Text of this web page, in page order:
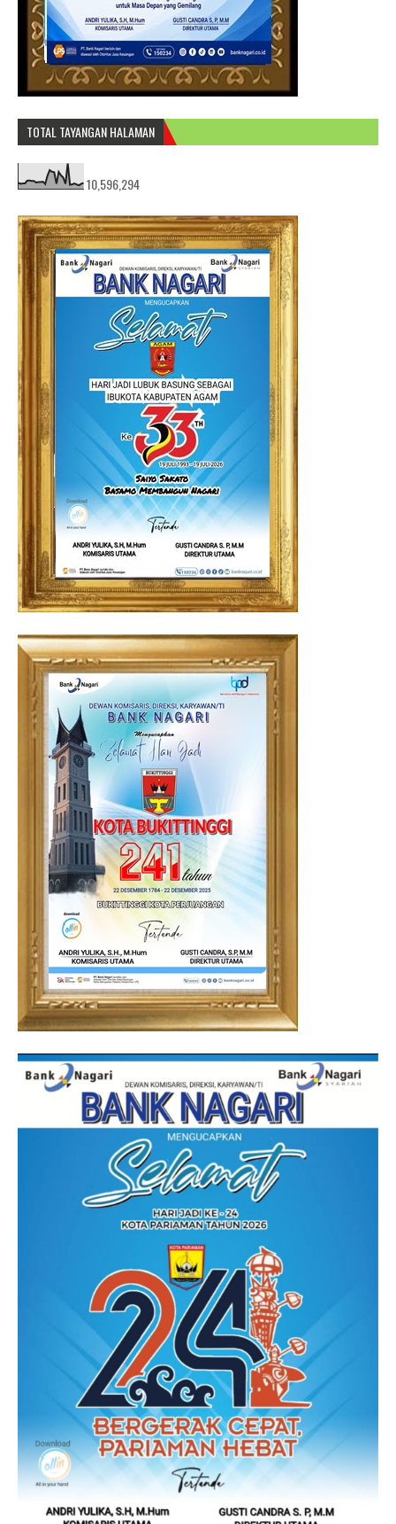
TOTAL TAYANGAN HALAMAN
10,596,294